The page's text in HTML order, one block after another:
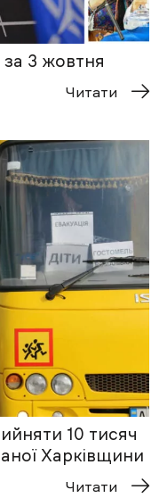
3 жовтня
Читати
10 тисяч
Харківщини
Читати